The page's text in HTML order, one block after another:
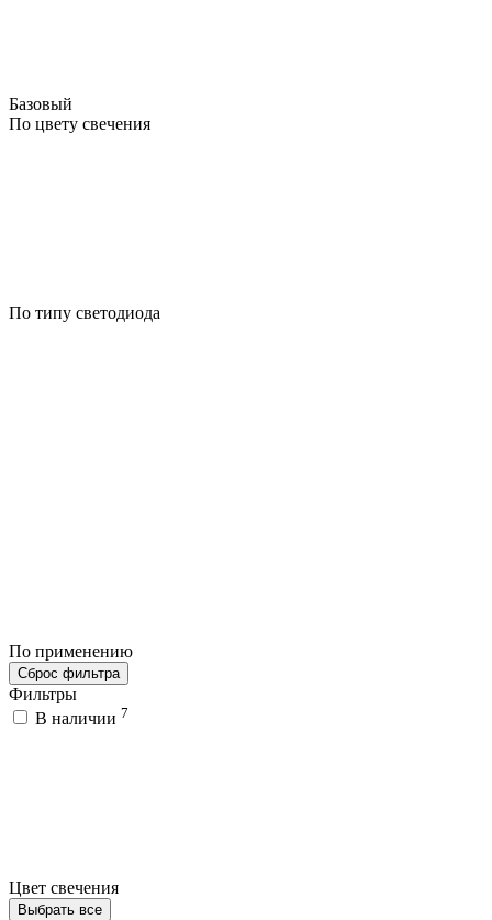
Базовый
По цвету свечения
По типу светодиода
По применению
Сброс фильтра
Фильтры
В наличии 7
Цвет свечения
Выбрать все